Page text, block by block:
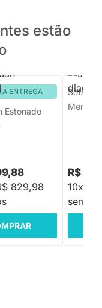
estão
ENTREGA
Estonado
829,98
Sofá
Menta
R$
10x de
sem